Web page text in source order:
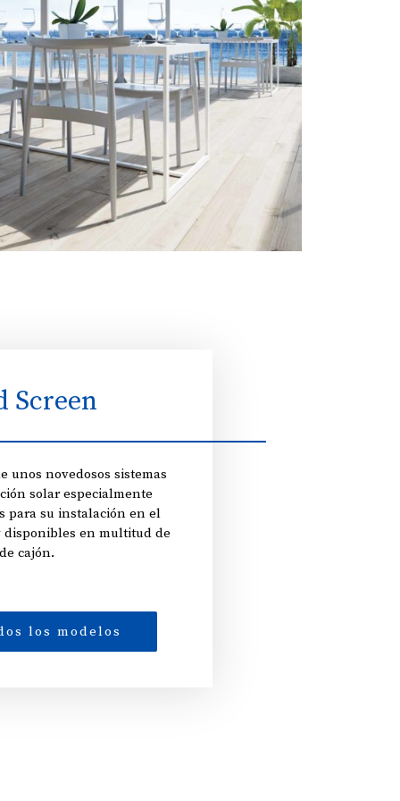
Screen
unos novedosos sistemas
solar especialmente
para su instalación en el
disponibles en multitud de
cajón.
los modelos